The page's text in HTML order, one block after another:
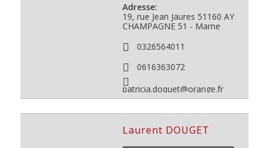
Adresse:
19, rue Jean Jaures 51160 AY
CHAMPAGNE 51 - Marne
0326564011
0616363072
patricia.doquet@orange.fr
Laurent DOUGET